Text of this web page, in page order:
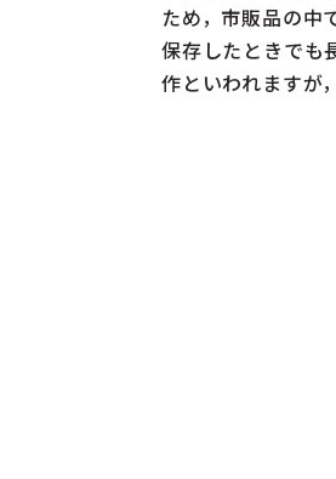
ため，市販品の中
保存したときでも
作といわれますが